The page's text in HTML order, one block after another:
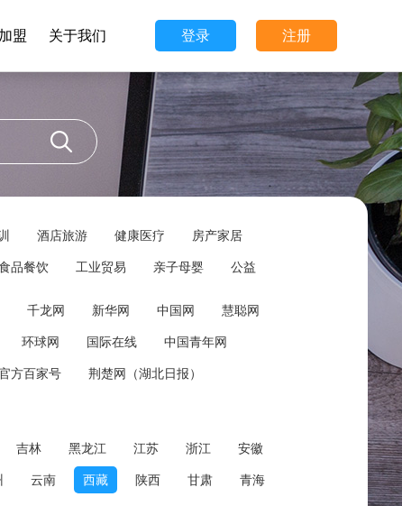
盟 关于我们 登录 注册
酒店旅游 健康医疗 房产家居
品餐饮 工业贸易 亲子母婴 公益
千龙网 新华网 中国网 慧聪网
环球网 国际在线 中国青年网
方百家号 荆楚网（湖北日报）
吉林 黑龙江 江苏 浙江 安徽
云南 西藏 陕西 甘肃 青海